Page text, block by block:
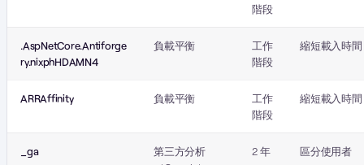
階段
.AspNetCore.Antiforge
ry.nixphHDAMN4
負載平衡
工作
階段
縮短載入時間
ARRAffinity 負載平衡
工作
階段
縮短載入時間
_ga
第三方分析
2 年 區分使用者